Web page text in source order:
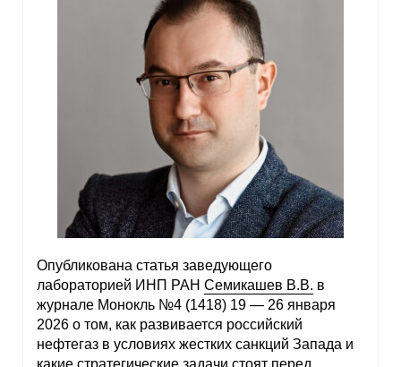
Опубликована статья заведующего
лабораторией ИНП РАН Семикашев В.В. в
журнале Монокль №4 (1418) 19 — 26 января
2026 о том, как развивается российский
нефтегаз в условиях жестких санкций Запада и
какие стратегические задачи стоят перед